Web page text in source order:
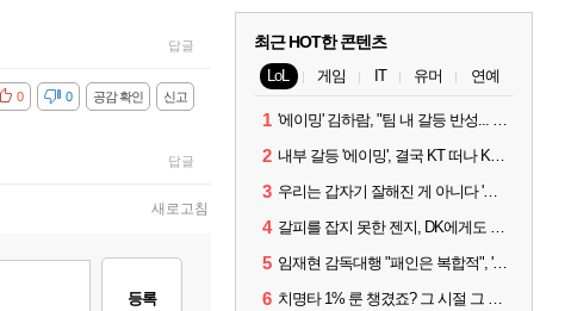
답글
신고
공감 확인
비공감 0
0
답글
새로고침
등록
최근 HOT한 콘텐츠
LoL 게임 IT 유머 연예
1 '에이밍' 김하람, "팀 내 갈등 반성... 끝까지 뛰고 싶었다"
2 내부 갈등 '에이밍', 결국 KT 떠나 KRX로...'지우'와 트레이드
3 우리는 갑자기 잘해진 게 아니다 '씨맥' 김대호 감독의 자신감
4 갈피를 잡지 못한 젠지, DK에게도 0:2 패배
5 임재현 감독대행 "패인은 복합적", '도란' "팀에 과부하 왔다"
6 치명타 1% 룬 챙겼죠? 그 시절 그 감성 '롤 클래식' 30일 출시